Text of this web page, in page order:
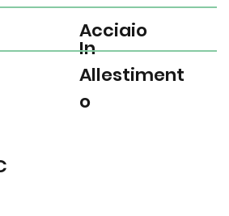
Acciaio
In
Allestiment
o